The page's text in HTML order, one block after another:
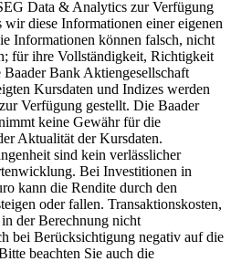
Data & Analytics zur Verfügung
wir diese Informationen einer eigenen
Informationen können falsch, nicht
für ihre Vollständigkeit, Richtigkeit
Bank Aktiengesellschaft
Kursdaten und Indizes werden
Verfügung gestellt. Die Baader
keine Gewähr für die
Aktualität der Kursdaten.
sind kein verlässlicher
Bei Investitionen in
kann die Rendite durch den
oder fallen. Transaktionskosten,
der Berechnung nicht
bei Berücksichtigung negativ auf die
beachten Sie auch die